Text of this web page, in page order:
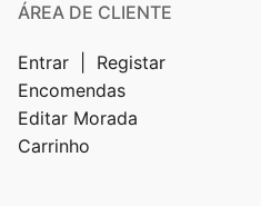
ÁREA DE CLIENTE
Entrar | Registar
Encomendas
Editar Morada
Carrinho